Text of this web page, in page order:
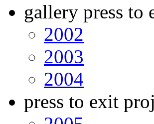
gallery press to
2002
2003
2004
press to exit